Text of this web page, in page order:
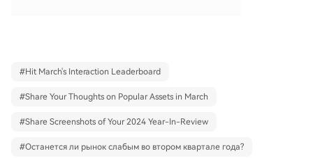
#Hit March's Interaction Leaderboard
#Share Your Thoughts on Popular Assets in March
#Share Screenshots of Your 2024 Year-In-Review
#Останется ли рынок слабым во втором квартале года?